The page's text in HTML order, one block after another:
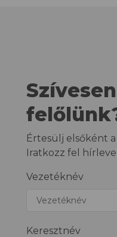
Értesülj elsőként
Iratkozz fel
Vezetéknév
Keresztnév